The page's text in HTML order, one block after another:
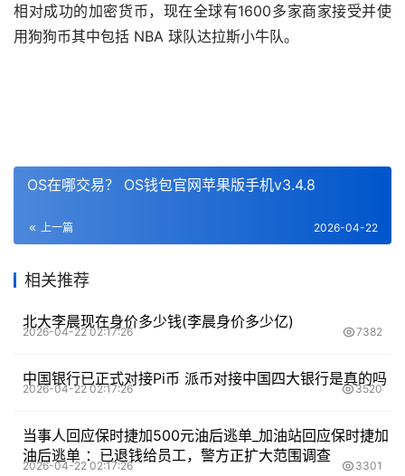
相对成功的加密货币，现在全球有1600多家商家接受并使
用狗狗币其中包括 NBA 球队达拉斯小牛队。
OS在哪交易？ OS钱包官网苹果版手机v3.4.8
上一篇 2026-04-22
相关推荐
北大李晨现在身价多少钱(李晨身价多少亿)
2026-04-22 02:17:26 7382
中国银行已正式对接Pi币 派币对接中国四大银行是真的吗
2026-04-22 02:17:26 3520
当事人回应保时捷加500元油后逃单_加油站回应保时捷加
油后逃单 ：已退钱给员工，警方正扩大范围调查
2026-04-22 02:17:26 3301